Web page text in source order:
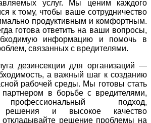
услуг. Мы ценим каждого
к тому, чтобы ваше сотрудничество
продуктивным и комфортным.
готова ответить на ваши вопросы,
информацию и помочь в
связанных с вредителями.
дезинсекции для организаций —
а важный шаг к созданию
рабочей среды. Мы готовы стать
в борьбе с вредителями,
подход,
решения и высокое качество
решение проблемы на